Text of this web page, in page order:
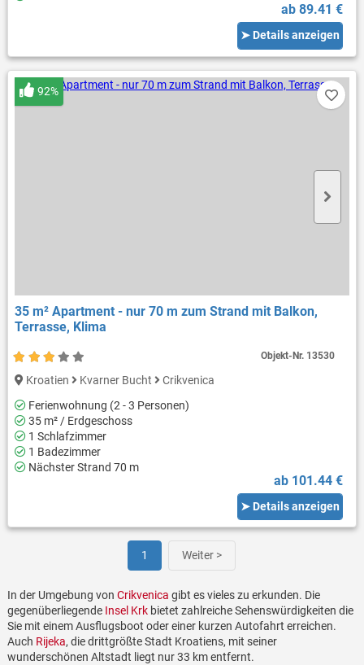
ab 89.41 €
➤ Details anzeigen
35 m² Apartment - nur 70 m zum Strand mit Balkon,
Terrasse, Klima
92%
Kroatien Kvarner Bucht
Crikvenica
Ferienwohnung (2 - 3 Personen)
35 m² / Erdgeschoss
1 Schlafzimmer
1 Badezimmer
Nächster Strand 70 m
ab 101.44 €
➤ Details anzeigen
Objekt-Nr. 13530
1 Weiter >
In der Umgebung von Crikvenica gibt es vieles zu erkunden. Die
gegenüberliegende Insel Krkbietet zahlreiche Sehenswürdigkeiten die
Sie mit einem Ausflugsboot oder einer kurzen Autofahrt erreichen.
Auch Rijeka, die drittgrößte Stadt Kroatiens, mit seiner
wunderschönen Altstadt liegt nur 33 km entfernt.